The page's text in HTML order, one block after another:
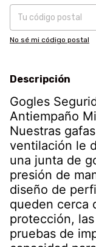
No sé mi código postal
Descripción
Gogles
Antiempaño
Nuestras
ventilación le
una junta de
presión de
diseño de
queden cerca
protección,
pruebas de